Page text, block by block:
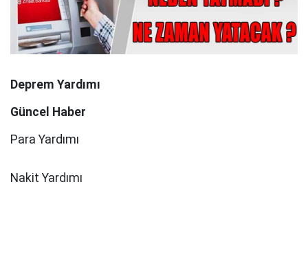
Deprem Yardımı
Güncel Haber
Para Yardımı
Nakit Yardımı